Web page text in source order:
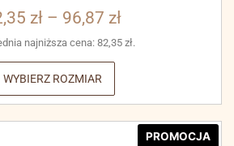
zł – 96,87 zł
najniższa cena:82,35 zł.
WYBIERZ ROZMIAR
PROMOCJA